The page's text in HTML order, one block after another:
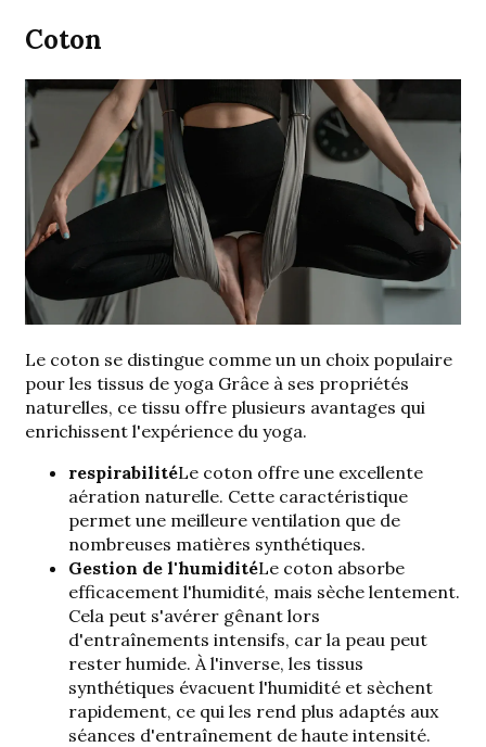
Coton
Le coton se distingue comme un un choix populaire
pour les tissus de yoga Grâce à ses propriétés
naturelles, ce tissu offre plusieurs avantages qui
enrichissent l'expérience du yoga.
respirabilitéLe coton offre une excellente
aération naturelle. Cette caractéristique
permet une meilleure ventilation que de
nombreuses matières synthétiques.
Gestion de l'humiditéLe coton absorbe
efficacement l'humidité, mais sèche lentement.
Cela peut s'avérer gênant lors
d'entraînements intensifs, car la peau peut
rester humide. À l'inverse, les tissus
synthétiques évacuent l'humidité et sèchent
rapidement, ce qui les rend plus adaptés aux
séances d'entraînement de haute intensité.